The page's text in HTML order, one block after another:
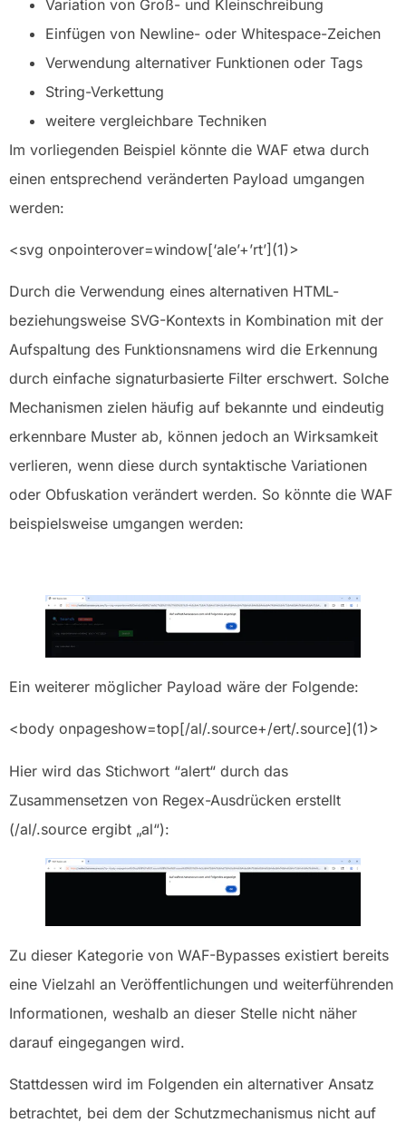
Variation von Groß- und Kleinschreibung
Einfügen von Newline- oder Whitespace-Zeichen
Verwendung alternativer Funktionen oder Tags
String-Verkettung
weitere vergleichbare Techniken
Im vorliegenden Beispiel könnte die WAF etwa durch
einen entsprechend veränderten Payload umgangen
werden:
<svg onpointerover=window[‘ale’+’rt’](1)>
Durch die Verwendung eines alternativen HTML-
beziehungsweise SVG-Kontexts in Kombination mit der
Aufspaltung des Funktionsnamens wird die Erkennung
durch einfache signaturbasierte Filter erschwert. Solche
Mechanismen zielen häufig auf bekannte und eindeutig
erkennbare Muster ab, können jedoch an Wirksamkeit
verlieren, wenn diese durch syntaktische Variationen
oder Obfuskation verändert werden. So könnte die WAF
beispielsweise umgangen werden:
Ein weiterer möglicher Payload wäre der Folgende:
<body onpageshow=top[/al/.source+/ert/.source](1)>
Hier wird das Stichwort “alert“ durch das
Zusammensetzen von Regex-Ausdrücken erstellt
(/al/.source ergibt „al“):
Zu dieser Kategorie von WAF-Bypasses existiert bereits
eine Vielzahl an Veröffentlichungen und weiterführenden
Informationen, weshalb an dieser Stelle nicht näher
darauf eingegangen wird.
Stattdessen wird im Folgenden ein alternativer Ansatz
betrachtet, bei dem der Schutzmechanismus nicht auf